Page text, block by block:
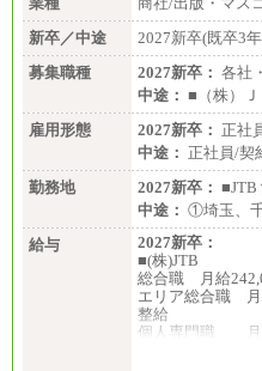
新卒／中途
2027新卒(既卒3
募集職種
2027新卒： 各社
中途： ■（株）
雇用形態
2027新卒： 正社
中途： 正社員/契
勤務地
2027新卒：
中途： ①埼玉、
給与
2027新卒：
■(株)JTB
総合職 月給
エリア総合職 月
整給
個人専門職 月